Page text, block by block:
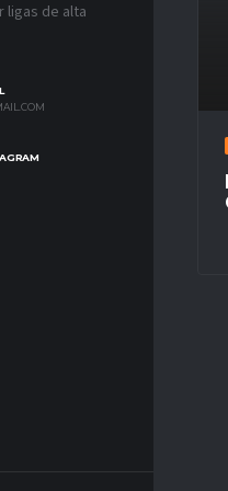
ligas de alta